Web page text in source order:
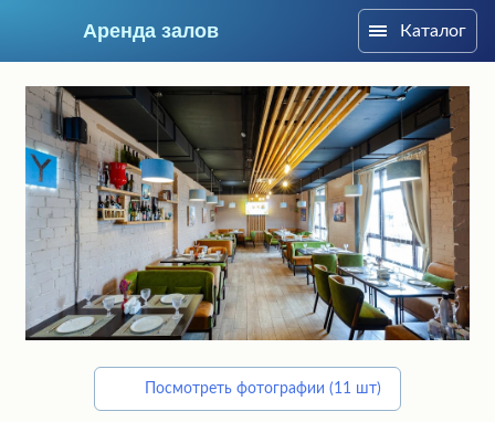
Аренда залов
Подберите мне зал
Каталог
Посмотреть фотографии (11 шт)